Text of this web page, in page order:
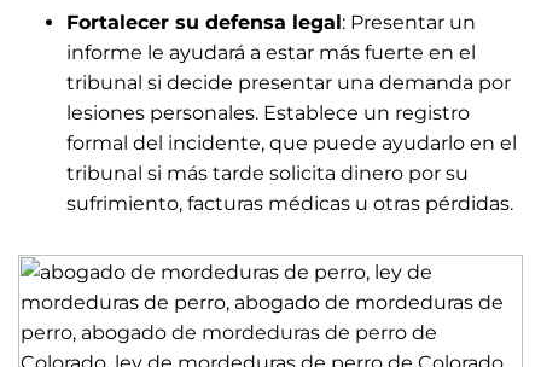
Fortalecer su defensa legal: Presentar un
informe le ayudará a estar más fuerte en el
tribunal si decide presentar una demanda por
lesiones personales. Establece un registro
formal del incidente, que puede ayudarlo en el
tribunal si más tarde solicita dinero por su
sufrimiento, facturas médicas u otras pérdidas.